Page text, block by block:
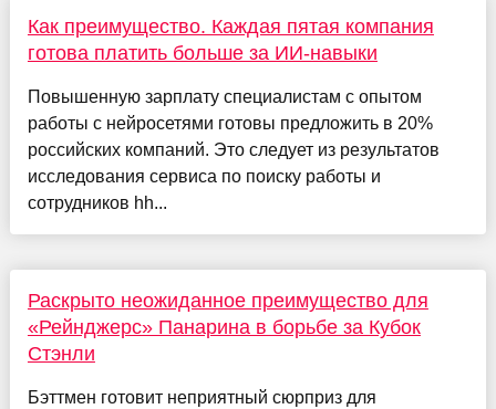
Как преимущество. Каждая пятая компания
готова платить больше за ИИ-навыки
Повышенную зарплату специалистам с опытом
работы с нейросетями готовы предложить в 20%
российских компаний. Это следует из результатов
исследования сервиса по поиску работы и
сотрудников hh...
Раскрыто неожиданное преимущество для
«Рейнджерс» Панарина в борьбе за Кубок
Стэнли
Бэттмен готовит неприятный сюрприз для